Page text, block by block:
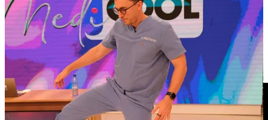
Un episod util, clar și aplicabil, dacă vrei să dormi mai bine, să te
simți mai bine și să eviți obiceiurile care îți afectează sănătatea
metabolică.
Urmărește avanpremiera de sâmbăta asta pentru că ești abonat la
acest newsletter.👇🏼